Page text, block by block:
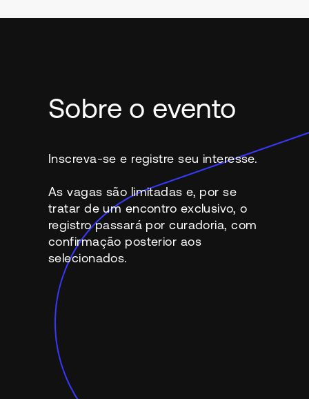
Sobre o evento
Inscreva-se e registre seu interesse.
As vagas são limitadas e, por se
tratar de um encontro exclusivo, o
registro passará por curadoria, com
confirmação posterior aos
selecionados.